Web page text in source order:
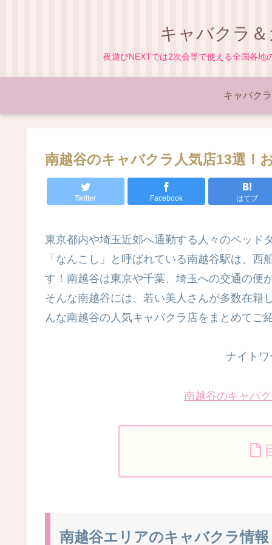
キャバクラ
夜遊びNEXTでは2次会等で使える全国各地
キャバクラ
南越谷のキャバクラ人気店13選！
Twitter Facebook はてブ
東京都内や埼玉近郊へ通勤する人々のベッド
「なんこし」と呼ばれている南越谷駅は、
す！南越谷は東京や千葉、埼玉への交通の便
そんな南越谷には、若い美人さんが多数在籍
んな南越谷の人気キャバクラ店をまとめてご
ナイト
南越谷のキャバ
南越谷エリアのキャバクラ情報